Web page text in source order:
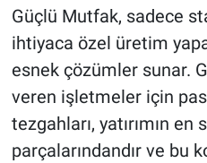
Güçlü Mutfak, sadece
ihtiyaca özel üretim
esnek çözümler sunar.
veren işletmeler için
tezgahları, yatırımın en
parçalarındandır ve bu